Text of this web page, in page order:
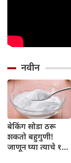
नवीन
बेकिंग सोडा ठरू
शकतो बहुगुणी!
जाणून घ्या त्याचे १०